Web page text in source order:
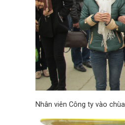
Nhân viên Công ty vào